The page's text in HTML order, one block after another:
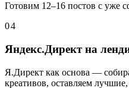
Готовим 12–16 постов с уже
04
Яндекс.Директ на
Я.Директ как основа —
креативов, оставляем